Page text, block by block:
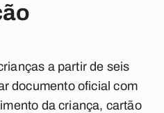
a partir de seis
documento oficial com
da criança, cartão